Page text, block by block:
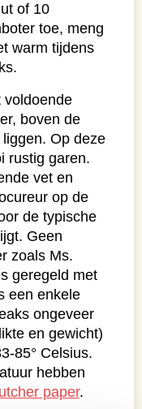
of 10
toe, meng
warm tijdens
voldoende
boven de
Op deze
rustig garen.
vet en
op de
de typische
Geen
zoals Ms.
geregeld met
een enkele
ongeveer
en gewicht)
85° Celsius.
hebben
paper.